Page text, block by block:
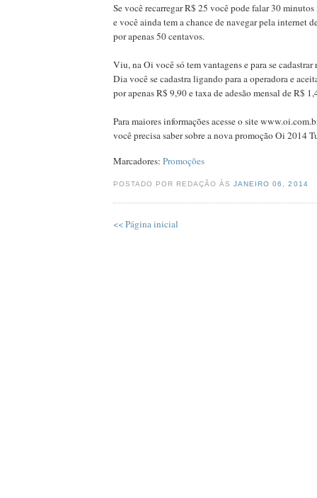
Se você recarregar R$ 25 você pode falar 30 minutos
e você ainda tem a chance de navegar pela internet
por apenas 50 centavos.
Viu, na Oi você só tem vantagens e para se
Dia você se cadastra ligando para a operadora e
por apenas R$ 9,90 e taxa de adesão mensal de R$
Para maiores informações acesse o site
você precisa saber sobre a nova promoção Oi 2014
Marcadores: Promoções
POSTADO POR REDAÇÃO ÀSJANEIRO 06, 2014
<< Página inicial